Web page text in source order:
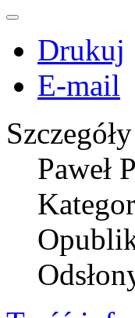
Drukuj
E-mail
Szczegóły
Paweł